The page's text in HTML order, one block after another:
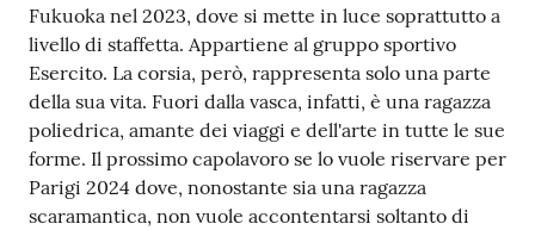
Fukuoka nel 2023, dove si mette in luce soprattutto a
livello di staffetta. Appartiene al gruppo sportivo
Esercito. La corsia, però, rappresenta solo una parte
della sua vita. Fuori dalla vasca, infatti, è una ragazza
poliedrica, amante dei viaggi e dell'arte in tutte le sue
forme. Il prossimo capolavoro se lo vuole riservare per
Parigi 2024 dove, nonostante sia una ragazza
scaramantica, non vuole accontentarsi soltanto di